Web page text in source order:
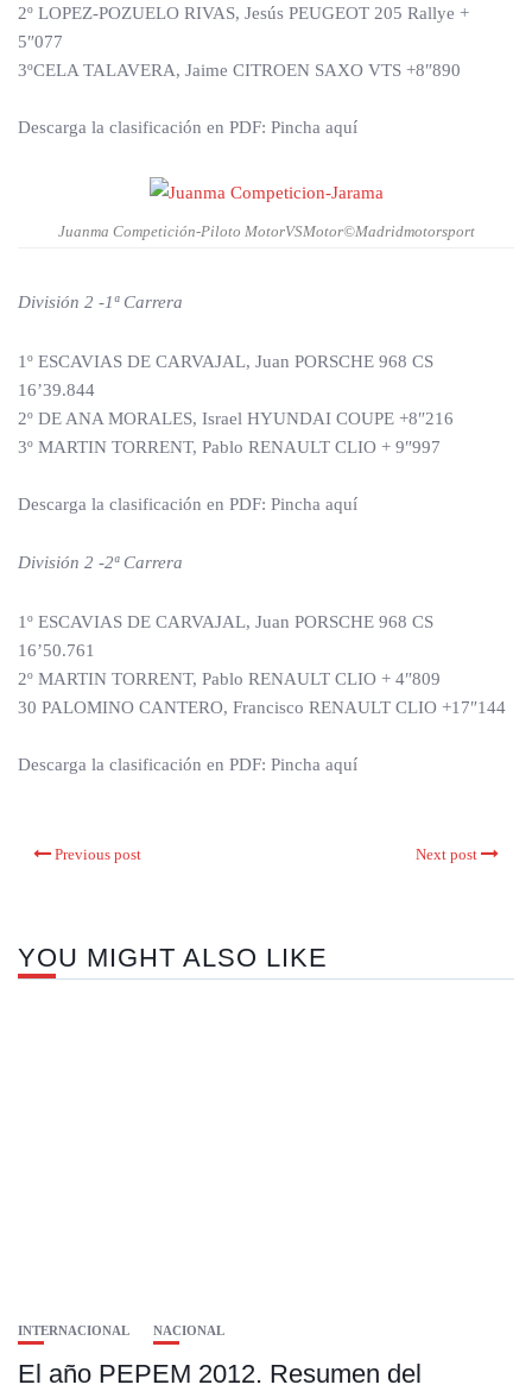
2º LOPEZ-POZUELO RIVAS, Jesús PEUGEOT 205 Rallye +
5″077
3ºCELA TALAVERA, Jaime CITROEN SAXO VTS +8″890
Descarga la clasificación en PDF: Pincha aquí
Juanma Competición-Piloto MotorVSMotor©Madridmotorsport
División 2 -1ª Carrera
1º ESCAVIAS DE CARVAJAL, Juan PORSCHE 968 CS
16’39.844
2º DE ANA MORALES, Israel HYUNDAI COUPE +8″216
3º MARTIN TORRENT, Pablo RENAULT CLIO + 9″997
Descarga la clasificación en PDF: Pincha aquí
División 2 -2ª Carrera
1º ESCAVIAS DE CARVAJAL, Juan PORSCHE 968 CS
16’50.761
2º MARTIN TORRENT, Pablo RENAULT CLIO + 4″809
30 PALOMINO CANTERO, Francisco RENAULT CLIO +17″144
Descarga la clasificación en PDF: Pincha aquí
Previous post Next post
YOU MIGHT ALSO LIKE
INTERNACIONAL NACIONAL
El año PEPEM 2012. Resumen del